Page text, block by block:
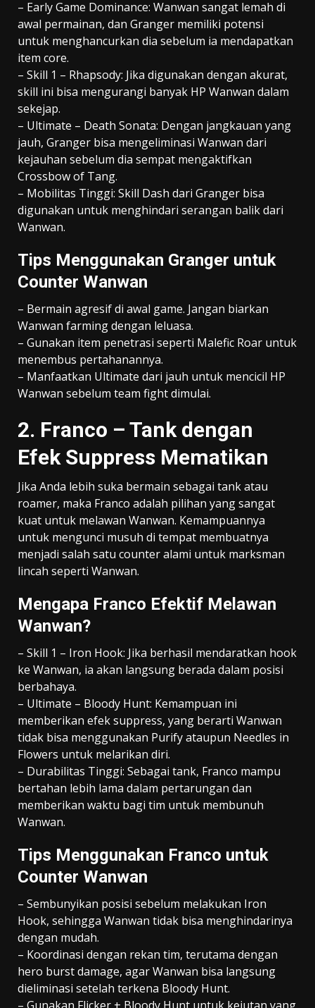
– Early Game Dominance: Wanwan sangat lemah di
awal permainan, dan Granger memiliki potensi
untuk menghancurkan dia sebelum ia mendapatkan
item core.
– Skill 1 – Rhapsody: Jika digunakan dengan akurat,
skill ini bisa mengurangi banyak HP Wanwan dalam
sekejap.
– Ultimate – Death Sonata: Dengan jangkauan yang
jauh, Granger bisa mengeliminasi Wanwan dari
kejauhan sebelum dia sempat mengaktifkan
Crossbow of Tang.
– Mobilitas Tinggi: Skill Dash dari Granger bisa
digunakan untuk menghindari serangan balik dari
Wanwan.
Tips Menggunakan Granger untuk
Counter Wanwan
– Bermain agresif di awal game. Jangan biarkan
Wanwan farming dengan leluasa.
– Gunakan item penetrasi seperti Malefic Roar untuk
menembus pertahanannya.
– Manfaatkan Ultimate dari jauh untuk mencicil HP
Wanwan sebelum team fight dimulai.
2. Franco – Tank dengan
Efek Suppress Mematikan
Jika Anda lebih suka bermain sebagai tank atau
roamer, maka Franco adalah pilihan yang sangat
kuat untuk melawan Wanwan. Kemampuannya
untuk mengunci musuh di tempat membuatnya
menjadi salah satu counter alami untuk marksman
lincah seperti Wanwan.
Mengapa Franco Efektif Melawan
Wanwan?
– Skill 1 – Iron Hook: Jika berhasil mendaratkan hook
ke Wanwan, ia akan langsung berada dalam posisi
berbahaya.
– Ultimate – Bloody Hunt: Kemampuan ini
memberikan efek suppress, yang berarti Wanwan
tidak bisa menggunakan Purify ataupun Needles in
Flowers untuk melarikan diri.
– Durabilitas Tinggi: Sebagai tank, Franco mampu
bertahan lebih lama dalam pertarungan dan
memberikan waktu bagi tim untuk membunuh
Wanwan.
Tips Menggunakan Franco untuk
Counter Wanwan
– Sembunyikan posisi sebelum melakukan Iron
Hook, sehingga Wanwan tidak bisa menghindarinya
dengan mudah.
– Koordinasi dengan rekan tim, terutama dengan
hero burst damage, agar Wanwan bisa langsung
dieliminasi setelah terkena Bloody Hunt.